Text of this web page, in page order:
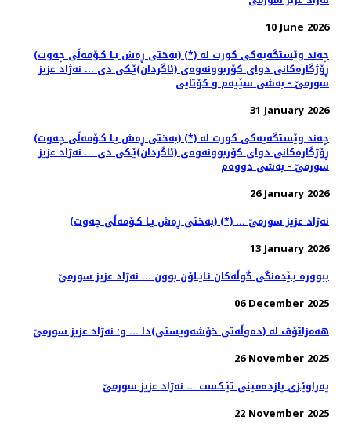
10 June 2026
(به‌ختی ڕه‌ش یـا كـۆمه‌ڵی چه‌وت) (*) چه‌ند وێستگه‌یه‌كی كورت له‌
ڕۆژگاره‌كانی دوای كۆربوونه‌وه‌ی (ئاگردان)ێـكی دی ... نه‌ژاد عزیز
سورمێ - به‌شی سێیه‌م و كۆتایی
31 January 2026
(به‌ختی ڕه‌ش یـا كـۆمه‌ڵی چه‌وت) (*) چه‌ند وێستگه‌یه‌كی كورت له‌
ڕۆژگاره‌كانی دوای كۆربوونه‌وه‌ی (ئاگردان)ێـكی دی ... نه‌ژاد عزیز
سورمێ - به‌شی دووه‌م
26 January 2026
(به‌ختی ڕه‌ش یـا كـۆمه‌ڵی چه‌وت) (*) ... نه‌ژاد عزیز سورمێ
13 January 2026
ببووره‌ بـێده‌نگی گوڵه‌كان نـایـلۆن بوون ... نه‌ژاد عزیز سورمێ
06 December 2025
هه‌مزاتۆڤ له‌ (ده‌وڵه‌تی خۆشه‌ویستی)دا ... و: نه‌ژاد عزیز سورمێ
26 November 2025
په‌راوێـزی پازده‌مینی تێـكست ... نه‌ژاد عزیز سورمێ
22 November 2025